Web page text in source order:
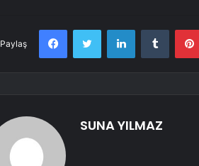
Paylaş
FacebookTwitter LinkedInTumblr
SUNA YILMAZ